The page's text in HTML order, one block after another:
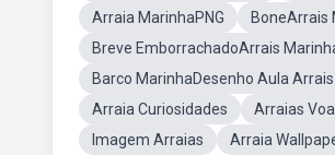
Arraia MarinhaPNG
BoneArrais
Breve EmborrachadoArrais
Barco MarinhaDesenho Aula Arrais
Arraia Curiosidades
Arraias
Imagem Arraias
Arraia